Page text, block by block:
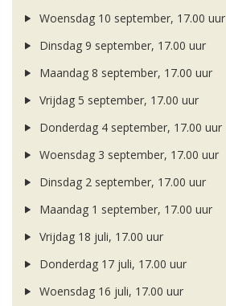
Woensdag 10 september, 17.00 uur
Dinsdag 9 september, 17.00 uur
Maandag 8 september, 17.00 uur
Vrijdag 5 september, 17.00 uur
Donderdag 4 september, 17.00 uur
Woensdag 3 september, 17.00 uur
Dinsdag 2 september, 17.00 uur
Maandag 1 september, 17.00 uur
Vrijdag 18 juli, 17.00 uur
Donderdag 17 juli, 17.00 uur
Woensdag 16 juli, 17.00 uur